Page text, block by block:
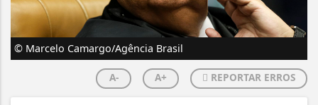
© Marcelo Camargo/Agência Brasil
A- A+ REPORTAR ERROS